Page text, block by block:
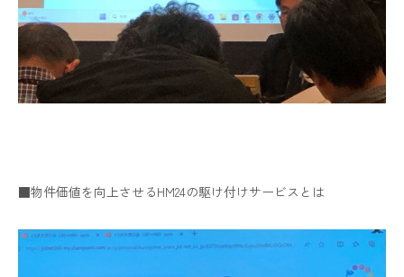
■物件価値を向上させるHM24の駆け付けサービスとは